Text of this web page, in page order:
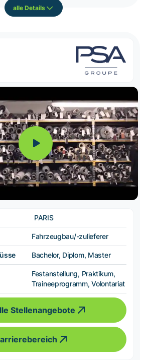
alle Details
PARIS
Fahrzeugbau/-zulieferer
Bachelor, Diplom, Master
Festanstellung, Praktikum,
Traineeprogramm, Volontariat
Stellenangebote